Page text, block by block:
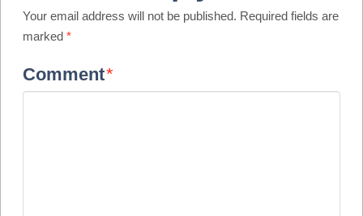
Your email address will not be published. Required fields are
marked *
Comment*